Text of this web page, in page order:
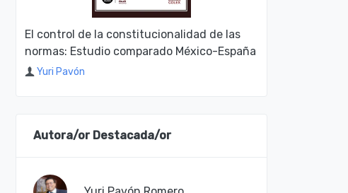
El control de la constitucionalidad de las
normas: Estudio comparado México-España
Yuri Pavón
Autora/or Destacada/or